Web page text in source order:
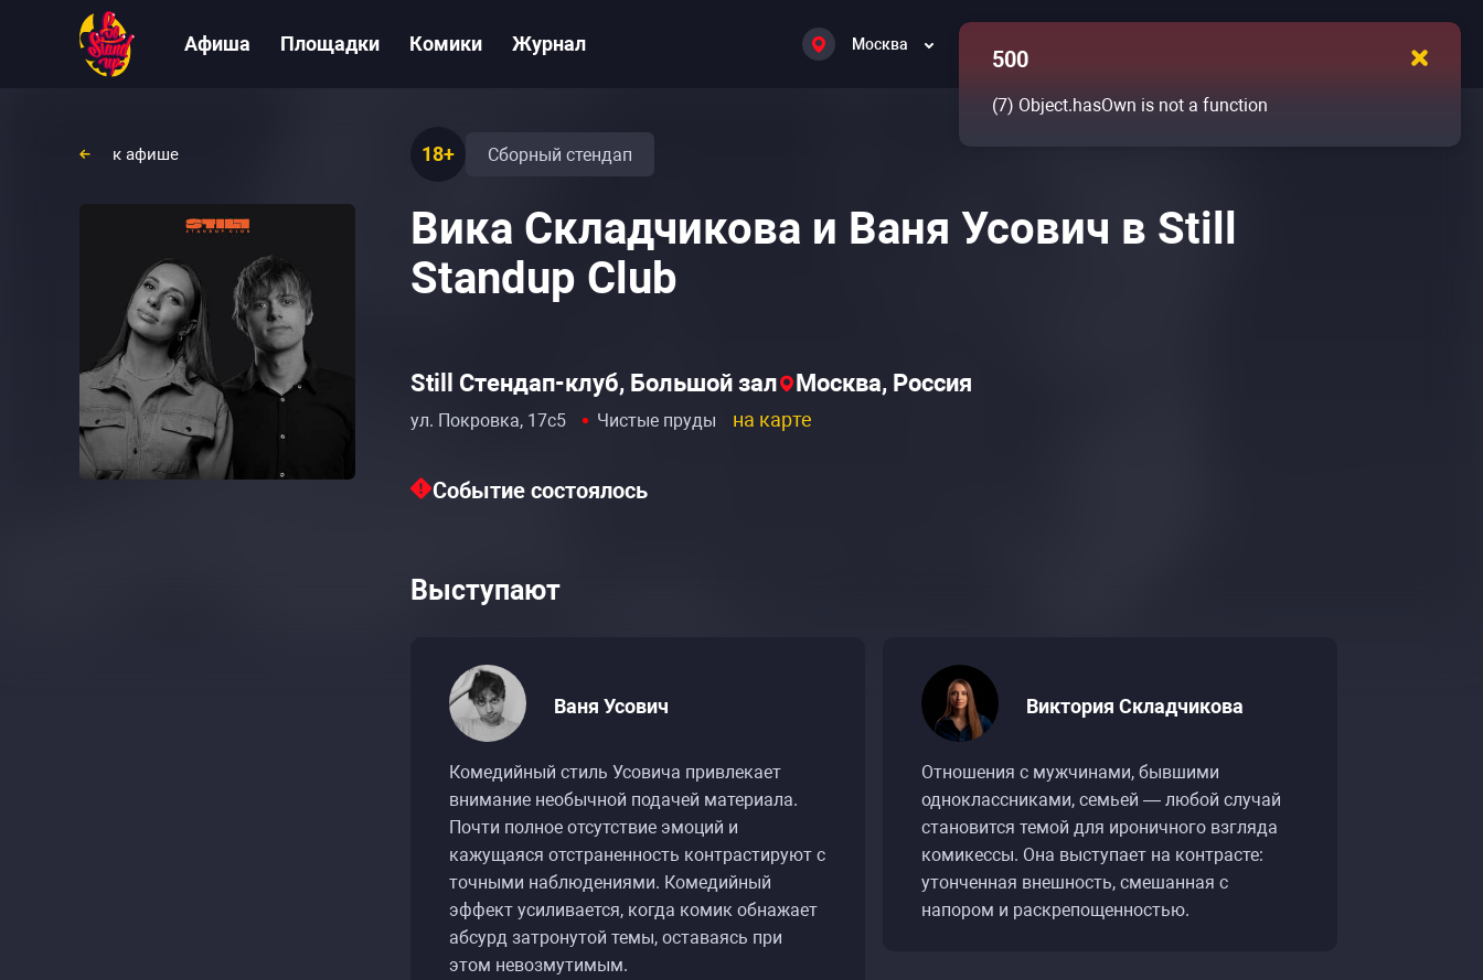
Афиша Площадки Комики Журнал Москва
к афише 18+ Сборный стендап
Вика Складчикова и Ваня Усович в Still
Standup Club
Still Стендап-клуб, Большой зал Москва, Россия
ул. Покровка, 17с5 Чистые пруды на карте
Событие состоялось
Выступают
Ваня Усович
Комедийный стиль Усовича привлекает
внимание необычной подачей материала.
Почти полное отсутствие эмоций и
кажущаяся отстраненность контрастируют с
точными наблюдениями. Комедийный
эффект усиливается, когда комик обнажает
абсурд затронутой темы, оставаясь при
этом невозмутимым.
Виктория Складчикова
Отношения с мужчинами, бывшими
одноклассниками, семьей — любой случай
становится темой для ироничного взгляда
комикессы. Она выступает на контрасте:
утонченная внешность, смешанная с
напором и раскрепощенностью.
500
(7) Object.hasOwn is not a function